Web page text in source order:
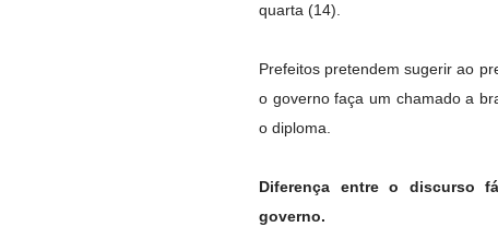
quarta (14).
Prefeitos pretendem sugerir ao
o governo faça um chamado a
o diploma.
Diferença entre o discurso
governo.